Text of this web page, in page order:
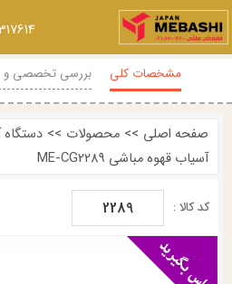
مشخصات کلی بررسی تخصصی و
صفحه اصلی >> محصولات >>
آسیاب قهوه مباشی ME-CG2289
کد کالا : 2289